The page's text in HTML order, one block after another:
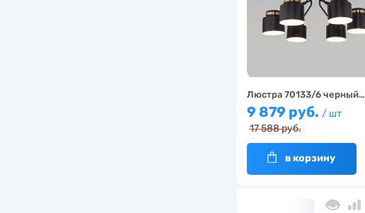
Люстра 70133/6 черный…
9 879 руб. / шт
17 588 руб.
в корзину